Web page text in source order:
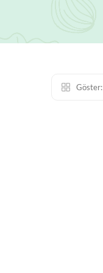
Göster: